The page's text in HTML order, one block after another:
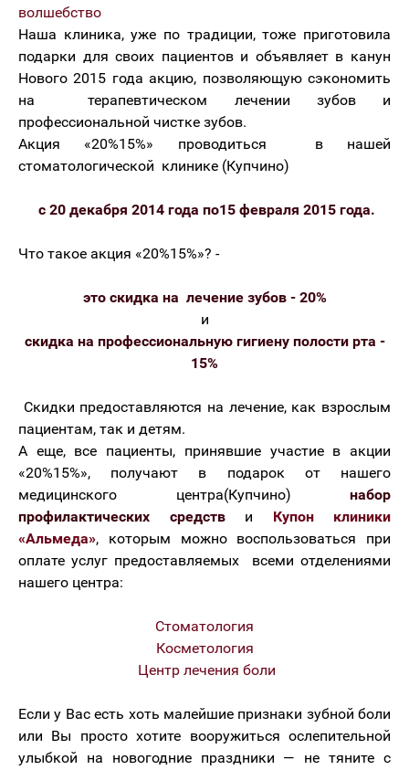
волшебство
Наша клиника, уже по традиции, тоже приготовила
подарки для своих пациентов и объявляет в канун
Нового 2015 года акцию, позволяющую сэкономить
на терапевтическом лечении зубов и
профессиональной чистке зубов.
Акция «20%15%» проводиться в нашей
стоматологической клинике (Купчино)
с 20 декабря 2014 года по15 февраля 2015 года.
Что такое акция «20%15%»? -
это скидка на лечение зубов - 20%
и
скидка на профессиональную гигиену полости рта -
15%
Скидки предоставляются на лечение, как взрослым
пациентам, так и детям.
А еще, все пациенты, принявшие участие в акции
«20%15%», получают в подарок от нашего
медицинского центра(Купчино) набор
профилактических средств и Купон клиники
«Альмеда», которым можно воспользоваться при
оплате услуг предоставляемых всеми отделениями
нашего центра:
Стоматология
Косметология
Центр лечения боли
Если у Вас есть хоть малейшие признаки зубной боли
или Вы просто хотите вооружиться ослепительной
улыбкой на новогодние праздники — не тяните с